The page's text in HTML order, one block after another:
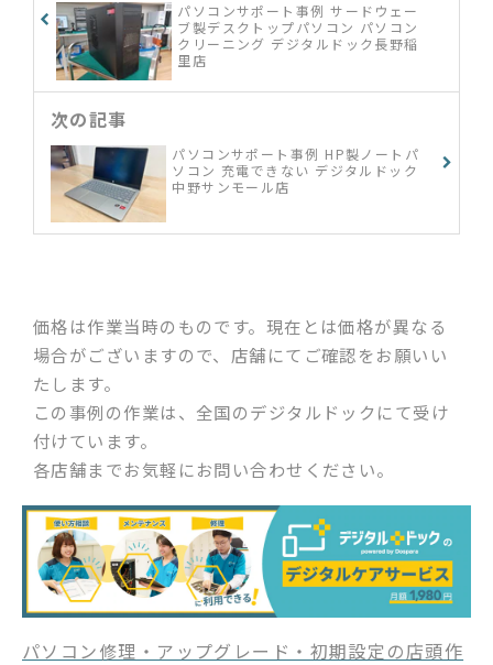
パソコンサポート事例 サードウェー
ブ製デスクトップパソコン パソコン
クリーニング デジタルドック長野稲
里店
次の記事
パソコンサポート事例 HP製ノートパ
ソコン 充電できない デジタルドック
中野サンモール店
価格は作業当時のものです。現在とは価格が異なる
場合がございますので、店舗にてご確認をお願いい
たします。
この事例の作業は、全国のデジタルドックにて受け
付けています。
各店舗までお気軽にお問い合わせください。
パソコン修理・アップグレード・初期設定の店頭作